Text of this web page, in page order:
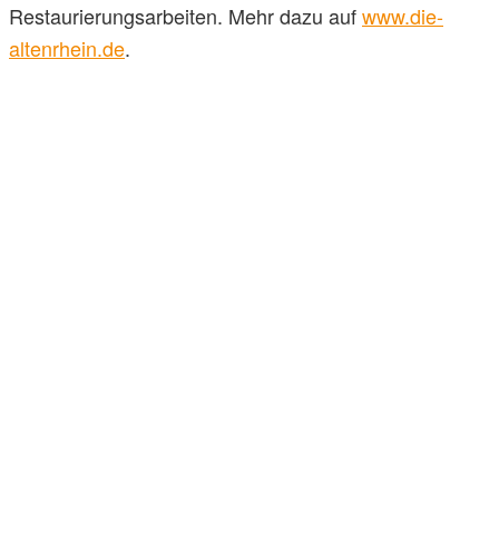
Restaurierungsarbeiten. Mehr dazu aufwww.die-
altenrhein.de.